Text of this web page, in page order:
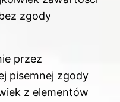
zgody
przez
pisemnej zgody
z elementów